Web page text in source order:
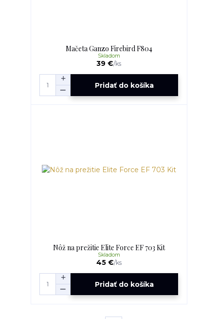
Mačeta Ganzo Firebird F804
39 €/ks
Skladom
Pridať do košíka
Nôž na prežitie Elite Force EF 703 Kit
45 €/ks
Skladom
Pridať do košíka